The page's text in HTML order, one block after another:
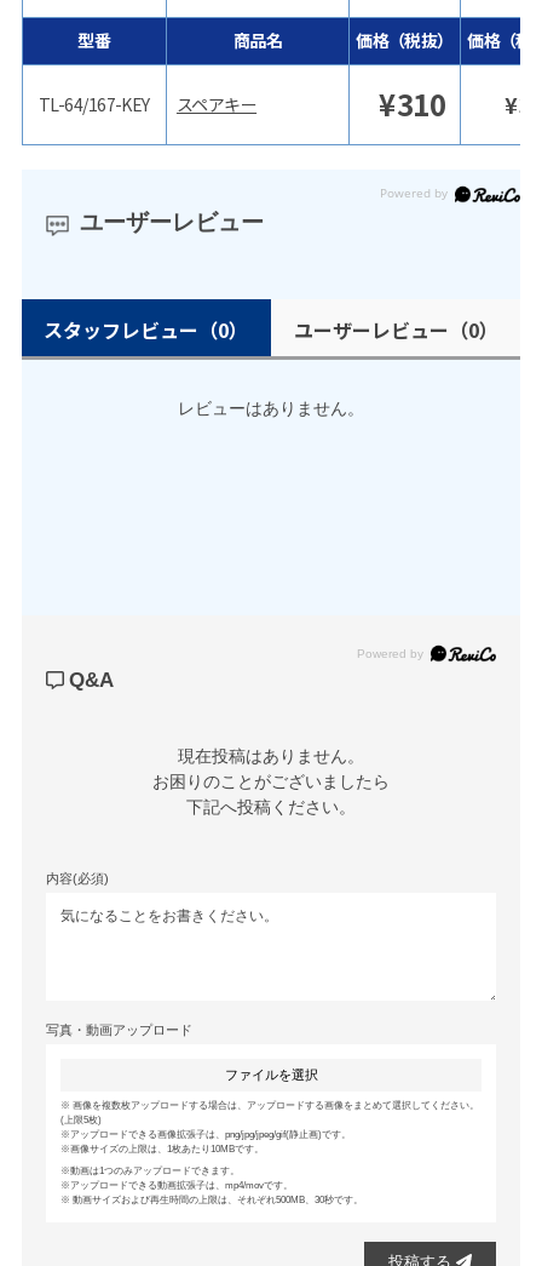
型番
TL-64/167-KEY
商品名 価格（税抜） 価格（税
スペアキー ¥310 ¥
ユーザーレビュー
スタッフレビュー （0） ユーザーレビュー （0）
レビューはありません。
Powered by
Q&A
現在投稿はありません。
お困りのことがございましたら
下記へ投稿ください。
内容(必須)
写真・動画アップロード
ファイルを選択
画像を複数枚アップロードする場合は、アップロードする画像をまとめて選択してください。
(上限5枚)
アップロードできる画像拡張子は、png/jpg/jpeg/gif(静止画)です。
画像サイズの上限は、1枚あたり10MBです。
動画は1つのみアップロードできます。
アップロードできる動画拡張子は、mp4/movです。
動画サイズおよび再生時間の上限は、それぞれ500MB、30秒です。
投稿する